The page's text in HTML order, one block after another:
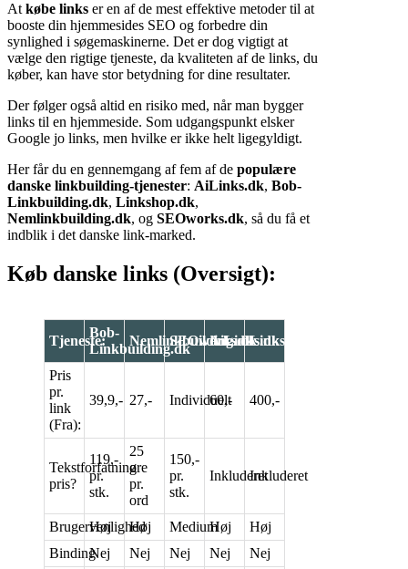
At købe links er en af de mest effektive metoder til at
booste din hjemmesides SEO og forbedre din
synlighed i søgemaskinerne. Det er dog vigtigt at
vælge den rigtige tjeneste, da kvaliteten af de links, du
køber, kan have stor betydning for dine resultater.
Der følger også altid en risiko med, når man bygger
links til en hjemmeside. Som udgangspunkt elsker
Google jo links, men hvilke er ikke helt ligegyldigt.
Her får du en gennemgang af fem af de populære
danske linkbuilding-tjenester: AiLinks.dk, Bob-
Linkbuilding.dk, Linkshop.dk,
Nemlinkbuilding.dk, og SEOworks.dk, så du få et
indblik i det danske link-marked.
Køb danske links (Oversigt):
Tjeneste:
Bob-
Linkbuilding.dk
Nemlinkbuilding.dk
SEOworks.dk
AiLinks.dkLinkshop.dk
Pris
pr.
link
(Fra):
39,9,- 27,- Individuelt
60,- 400,-
Tekstforfatning
pris?
119,-
pr.
stk.
25
øre
pr.
ord
150,-
pr.
stk.
InkluderetInkluderet
Brugervenlighed
Høj Høj MediumHøj
Høj
BindingNej Nej Nej Nej
Nej